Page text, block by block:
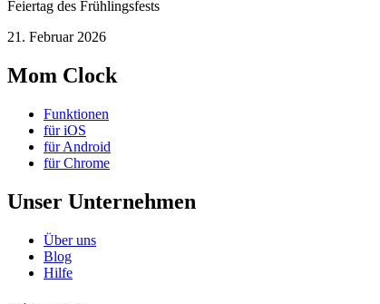
Feiertag des Frühlingsfests
21. Februar 2026
Mom Clock
Funktionen
für iOS
für Android
für Chrome
Unser Unternehmen
Über uns
Blog
Hilfe